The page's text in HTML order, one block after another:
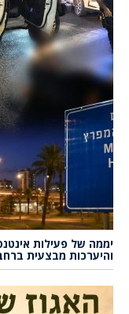
יממה של פעילות
והיערכות מבצעית